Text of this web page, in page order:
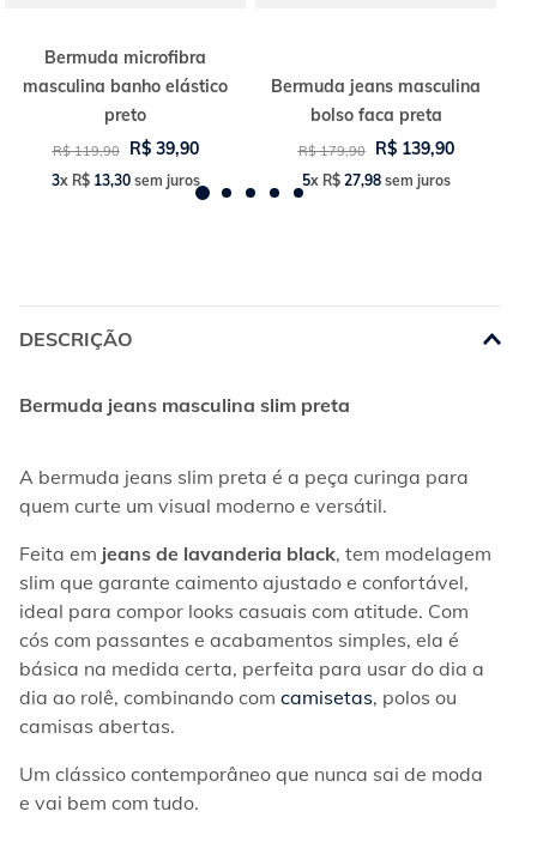
Bermuda microfibra
masculina banho elástico
preto
R$ 119,90 R$ 39,90
3x R$ 13,30sem juros
Bermuda jeans masculina
bolso faca preta
R$ 179,90 R$ 139,90
5x R$ 27,98sem juros
DESCRIÇÃO
Bermuda jeans masculina slim preta
A bermuda jeans slim preta é a peça curinga para
quem curte um visual moderno e versátil.
Feita em jeans de lavanderia black, tem modelagem
slim que garante caimento ajustado e confortável,
ideal para compor looks casuais com atitude. Com
cós com passantes e acabamentos simples, ela é
básica na medida certa, perfeita para usar do dia a
dia ao rolê, combinando com camisetas, polos ou
camisas abertas.
Um clássico contemporâneo que nunca sai de moda
e vai bem com tudo.